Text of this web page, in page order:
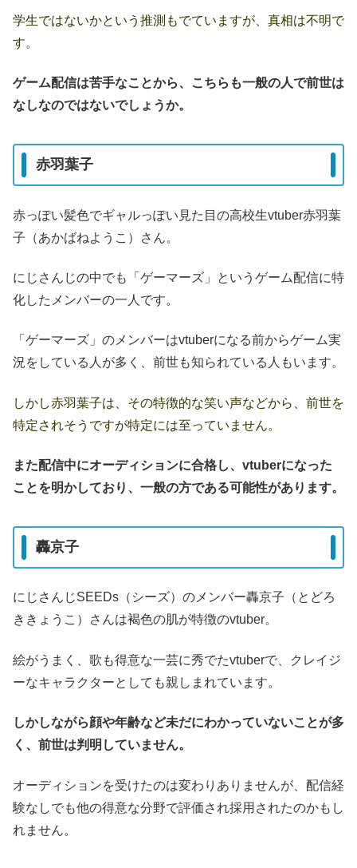
学生ではないかという推測もでていますが、真相は不明で
す。
ゲーム配信は苦手なことから、こちらも一般の人で前世は
なしなのではないでしょうか。
赤羽葉子
赤っぽい髪色でギャルっぽい見た目の高校生vtuber赤羽葉
子（あかばねようこ）さん。
にじさんじの中でも「ゲーマーズ」というゲーム配信に特
化したメンバーの一人です。
「ゲーマーズ」のメンバーはvtuberになる前からゲーム実
況をしている人が多く、前世も知られている人もいます。
しかし赤羽葉子は、その特徴的な笑い声などから、前世を
特定されそうですが特定には至っていません。
また配信中にオーディションに合格し、vtuberになった
ことを明かしており、一般の方である可能性があります。
轟京子
にじさんじSEEDs（シーズ）のメンバー轟京子（とどろ
ききょうこ）さんは褐色の肌が特徴のvtuber。
絵がうまく、歌も得意な一芸に秀でたvtuberで、クレイジ
ーなキャラクターとしても親しまれています。
しかしながら顔や年齢など未だにわかっていないことが多
く、前世は判明していません。
オーディションを受けたのは変わりありませんが、配信経
験なしでも他の得意な分野で評価され採用されたのかもし
れません。